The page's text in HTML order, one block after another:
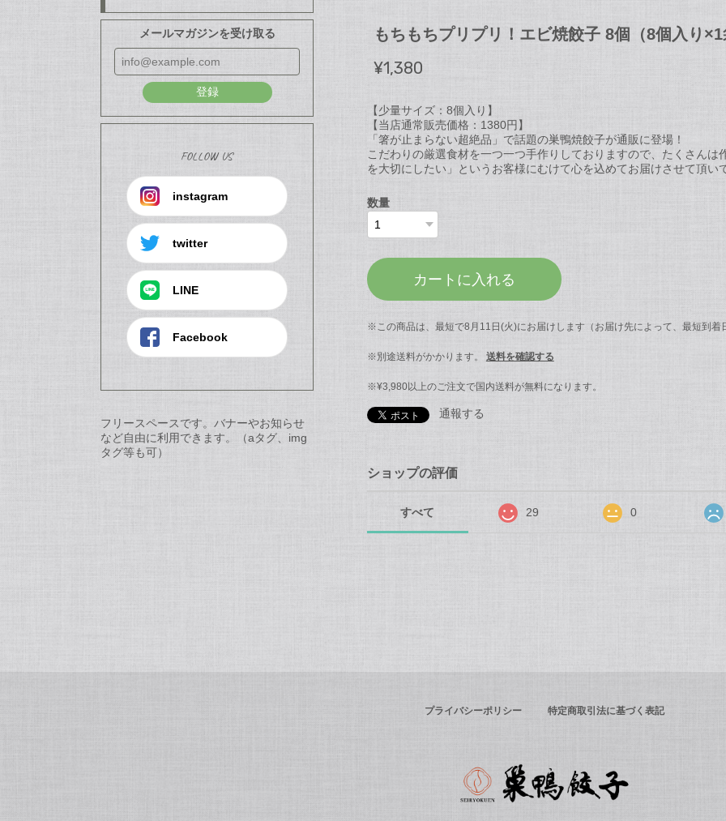
メールマガジンを受け取る
登録
FOLLOW US
instagram
twitter
LINE
Facebook
フリースペースです。バナーやお知らせ
など自由に利用できます。（aタグ、img
タグ等も可）
もちもちプリプリ！エビ焼餃子 8個（8個入り
¥1,380
【少量サイズ：8個入り】
【当店通常販売価格：1380円】
「箸が止まらない超絶品」で話題の巣鴨焼餃子が通販に登場！
こだわりの厳選食材を一つ一つ手作りしておりますので、たくさん
を大切にしたい」というお客様にむけて心を込めてお届けさせて頂い
数量
カートに入れる
※この商品は、最短で8月11日(火)にお届けします（お届け先によって、最短到着
※別途送料がかかります。 送料を確認する
※¥3,980以上のご注文で国内送料が無料になります。
通報する
ショップの評価
すべて 29 0
プライバシーポリシー 特定商取引法に基づく表記